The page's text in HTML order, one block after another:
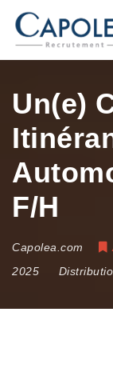
Un(e)
F/H
Capolea.com
2025